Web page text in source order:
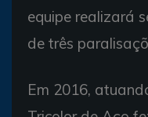
equipe realizará
de três
Em 2016,